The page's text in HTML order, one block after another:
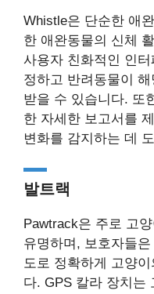
Whistle은 단순한 애
한 애완동물의 신체
사용자 친화적인 인
정하고 반려동물이
받을 수 있습니다. 또
한 자세한 보고서를
변화를 감지하는 데
발트랙
Pawtrack은 주로 고
유명하며, 보호자들
도로 정확하게 고양
다. GPS 칼라 장치는